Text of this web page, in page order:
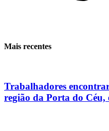
Mais recentes
Trabalhadores
região da Porta do Céu,